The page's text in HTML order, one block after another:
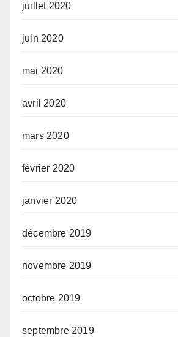
juillet 2020
juin 2020
mai 2020
avril 2020
mars 2020
février 2020
janvier 2020
décembre 2019
novembre 2019
octobre 2019
septembre 2019